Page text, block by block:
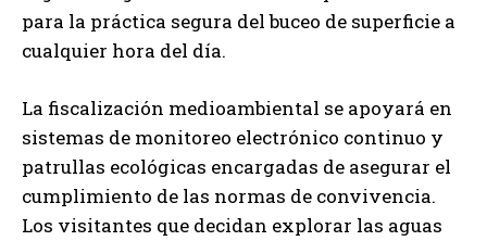
para la práctica segura del buceo de superficie a
cualquier hora del día.
La fiscalización medioambiental se apoyará en
sistemas de monitoreo electrónico continuo y
patrullas ecológicas encargadas de asegurar el
cumplimiento de las normas de convivencia.
Los visitantes que decidan explorar las aguas